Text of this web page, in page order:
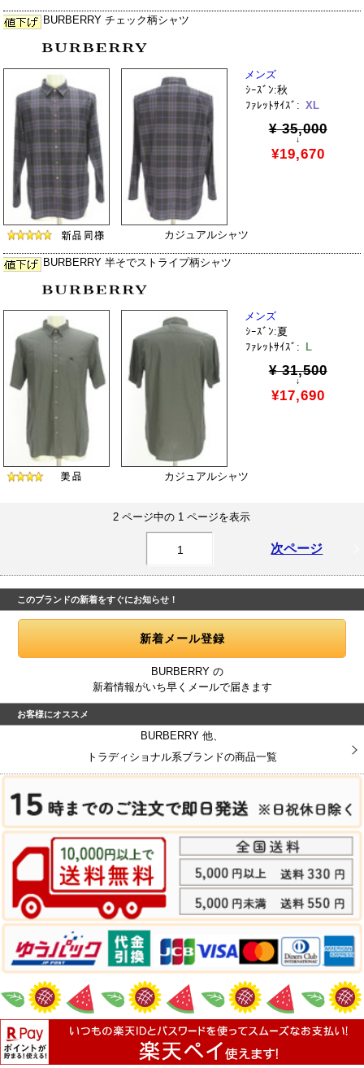
BURBERRY チェック柄シャツ
メンズ
ｼｰｽﾞﾝ:秋
ﾌｧﾚｯﾄｻｲｽﾞ: XL
¥ 35,000
↓
¥19,670
カジュアルシャツ
BURBERRY 半そでストライプ柄シャツ
メンズ
ｼｰｽﾞﾝ:夏
ﾌｧﾚｯﾄｻｲｽﾞ:
L
¥ 31,500
↓
¥17,690
カジュアルシャツ
2 ページ中の 1 ページを表示
1 次ページ
このブランドの新着をすぐにお知らせ！
BURBERRY の
新着情報がいち早くメールで届きます
お客様にオススメ
BURBERRY 他、
トラディショナル系ブランドの商品一覧